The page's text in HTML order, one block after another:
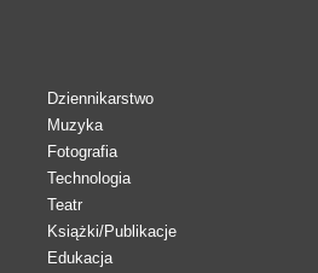
Dziennikarstwo
Muzyka
Fotografia
Technologia
Teatr
Książki/Publikacje
Edukacja